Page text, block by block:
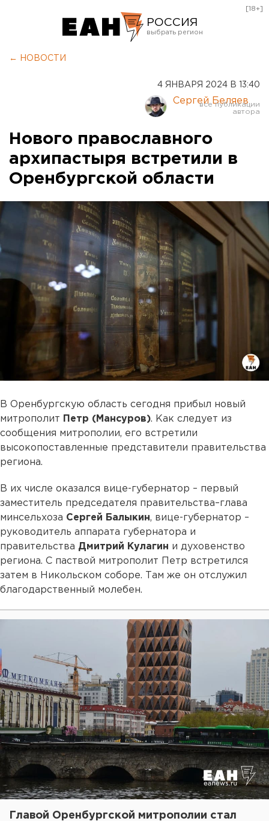
РОССИЯ
Курган
Оренбург
[18+]
← НОВОСТИ
4 ЯНВАРЯ 2024 В 13:40
Сергей Беляев
Нового православного
архипастыря встретили в
Оренбургской области
В Оренбургскую область сегодня прибыл новый
митрополит Петр (Мансуров). Как следует из
сообщения митрополии, его встретили
высокопоставленные представители правительства
региона.
В их числе оказался вице-губернатор – первый
заместитель председателя правительства–глава
минсельхоза Сергей Балыкин, вице-губернатор –
руководитель аппарата губернатора и
правительства Дмитрий Кулагин и духовенство
региона. С паствой митрополит Петр встретился
затем в Никольском соборе. Там же он отслужил
благодарственный молебен.
Главой Оренбургской митрополии стал